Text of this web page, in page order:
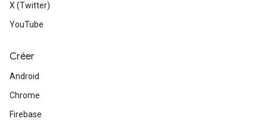
X (Twitter)
YouTube
Créer
Android
Chrome
Firebase